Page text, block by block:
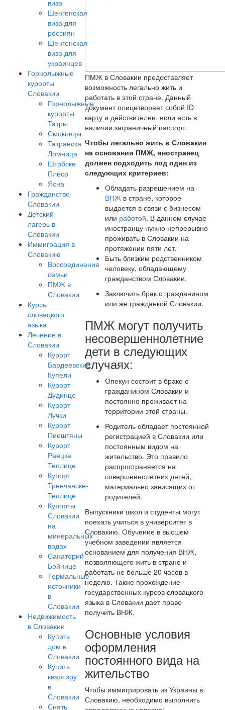
виза
Шенгенская
виза для
россиян
Шенгенская
виза для
украинцев
Горнолыжные
курорты
Словакии
Горнолыжные
курорты
Татры
Смоковцы
Татранска
Ломница
Штрбске
Плесо
Ясна
Гражданство
Словакии
Детский
лагерь в
Словакии
Иммиграция в
Словакию
Воссоединение
семьи
ПМЖ в
Словакии
Курсы
словацкого
языка
Лечение в
Словакии
Курорт
Бардеевские
Купели
Курорт
Дудинце
Курорт
Лучки
Курорт
Пиештяны
Курорт
Раецке
Теплице
Курорт
Тренчанске-
Теплице
Курорты
Словакии
на
минеральных
водах
Санаторий
Бойнице
Термальные
источники
в
Словакии
Недвижимость
в Словакии
Купить
дом в
Словакии
Купить
квартиру
в
Словакии
Снять
ПМЖ в Словакии предоставляет
возможность легально жить и
работать в этой стране. Данный
документ олицетворяет собой ID
карту и действителен, если есть в
наличии заграничный паспорт.
Чтобы легально жить в Словакии
на основании ПМЖ, иностранец
должен подходить под один из
следующих критериев:
Обладать разрешением на
ВНЖ в стране, которое
выдается в связи с бизнесом
или работой. В данном случае
иностранцу нужно непрерывно
проживать в Словакии на
протяжении пяти лет.
Быть близким родственником
человеку, обладающему
гражданством Словакии.
Заключить брак с гражданином
или же гражданкой Словакии.
ПМЖ могут получить
несовершеннолетние
дети в следующих
случаях:
Опекун состоит в браке с
гражданином Словакии и
постоянно проживает на
территории этой страны.
Родитель обладает постоянной
регистрацией в Словакии или
постоянным видом на
жительство. Это правило
распространяется на
совершеннолетних детей,
материально зависящих от
родителей.
Выпускники школ и студенты могут
поехать учиться в университет в
Словакию. Обучение в высшем
учебном заведении является
основанием для получения ВНЖ,
позволяющего жить в стране и
работать не больше 20 часов в
неделю. Также прохождение
государственных курсов словацкого
языка в Словакии дает право
получить ВНЖ.
Основные условия
оформления
постоянного вида на
жительство
Чтобы иммигрировать из Украины в
Словакию, необходимо выполнить